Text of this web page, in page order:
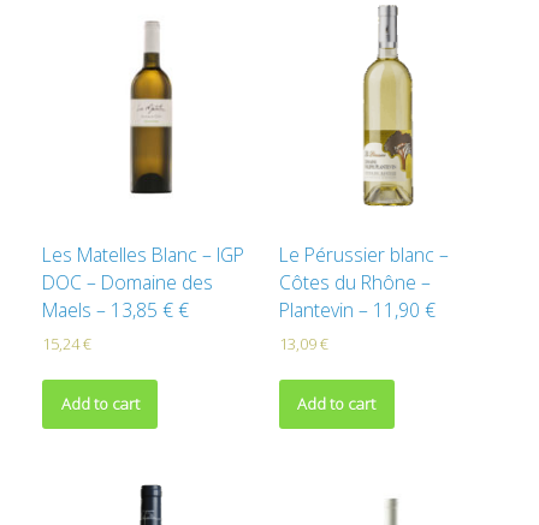
Les Matelles Blanc – IGP
DOC – Domaine des
Maels – 13,85 € €
15,24€
Add to cart
Le Pérussier blanc –
Côtes du Rhône –
Plantevin – 11,90 €
13,09€
Add to cart